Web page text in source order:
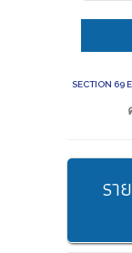
SECTION 69
รา